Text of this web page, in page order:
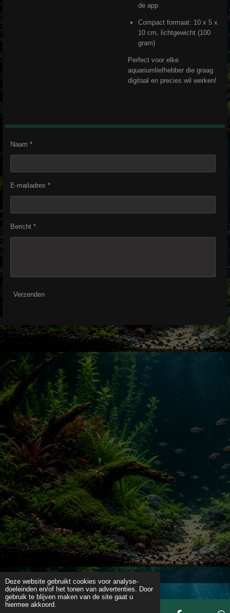
Deze website gebruikt cookies voor analyse-
doeleinden en/of het tonen van advertenties. Door
gebruik te blijven maken van de site gaat u
hiermee akkoord.
de app
Compact formaat: 10 x 5 x
10 cm, lichtgewicht (100
gram)
Perfect voor elke
aquariumliefhebber die graag
digitaal en precies wil werken!
Naam *
E-mailadres *
Bericht *
Verzenden